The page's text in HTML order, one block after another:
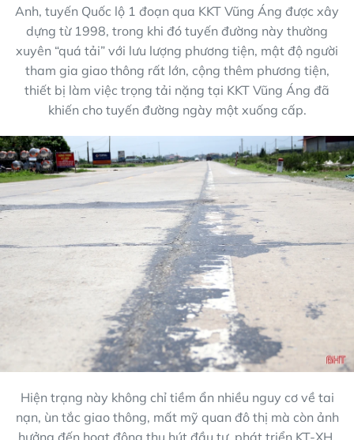
Anh, tuyến Quốc lộ 1 đoạn qua KKT Vũng Áng được xây
dựng từ 1998, trong khi đó tuyến đường này thường
xuyên “quá tải” với lưu lượng phương tiện, mật độ người
tham gia giao thông rất lớn, cộng thêm phương tiện,
thiết bị làm việc trọng tải nặng tại KKT Vũng Áng đã
khiến cho tuyến đường ngày một xuống cấp.
Hiện trạng này không chỉ tiềm ẩn nhiều nguy cơ về tai
nạn, ùn tắc giao thông, mất mỹ quan đô thị mà còn ảnh
hưởng đến hoạt động thu hút đầu tư, phát triển KT-XH,